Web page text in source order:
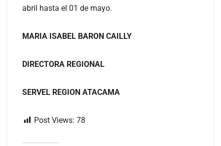
abril hasta el 01 de mayo.
MARIA ISABEL BARON CAILLY
DIRECTORA REGIONAL
SERVEL REGION ATACAMA
Post Views: 78